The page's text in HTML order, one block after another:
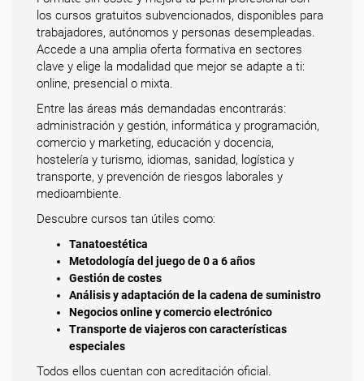
los cursos gratuitos subvencionados, disponibles para
trabajadores, autónomos y personas desempleadas.
Accede a una amplia oferta formativa en sectores
clave y elige la modalidad que mejor se adapte a ti:
online, presencial o mixta.
Entre las áreas más demandadas encontrarás:
administración y gestión, informática y programación,
comercio y marketing, educación y docencia,
hostelería y turismo, idiomas, sanidad, logística y
transporte, y prevención de riesgos laborales y
medioambiente.
Descubre cursos tan útiles como:
Tanatoestética
Metodología del juego de 0 a 6 años
Gestión de costes
Análisis y adaptación de la cadena de suministro
Negocios online y comercio electrónico
Transporte de viajeros con características
especiales
Todos ellos cuentan con acreditación oficial.